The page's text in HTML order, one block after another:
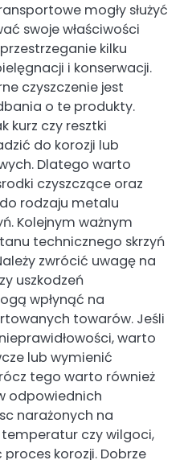
mogły służyć
swoje właściwości
kilku
i konserwacji.
czyszczenie jest
o te produkty.
kurz czy resztki
do korozji lub
Dlatego warto
czyszczące oraz
rodzaju metalu
Kolejnym ważnym
technicznego skrzyń
zwrócić uwagę na
uszkodzeń
wpłynąć na
towarów. Jeśli
warto
lub wymienić
tego warto również
odpowiednich
narażonych na
czy wilgoci,
korozji. Dobrze